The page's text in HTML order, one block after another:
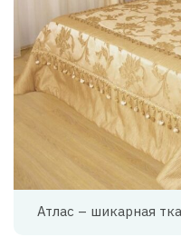
Атлас – шикарная